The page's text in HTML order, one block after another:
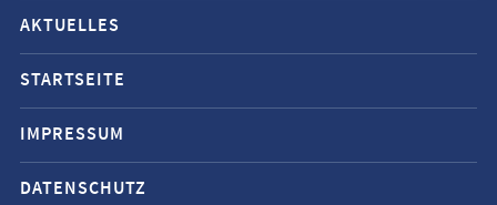
Mobile-
Service-
Navigation
und
Social
Media
AKTUELLES
STARTSEITE
IMPRESSUM
DATENSCHUTZ